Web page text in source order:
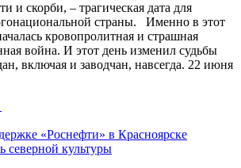
и скорби, – трагическая дата для
страны. Именно в этот
кровопролитная и страшная
война. И этот день изменил судьбы
включая и заводчан, навсегда. 22 июня
«Роснефти» в Красноярске
северной культуры